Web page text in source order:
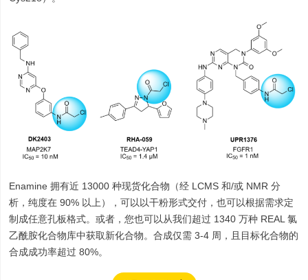
Enamine 拥有近 13000 种现货化合物（经 LCMS 和/或 NMR 分
析，纯度在 90% 以上），可以以干粉形式交付，也可以根据需求定
制成任意孔板格式。或者，您也可以从我们超过 1340 万种 REAL 氯
乙酰胺化合物库中获取新化合物。合成仅需 3-4 周，且目标化合物的
合成成功率超过 80%。